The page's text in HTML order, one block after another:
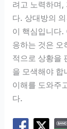
려고 노력하며,
다. 상대방의
이 핵심입니다.
응하는 것은 오
적으로 상황을
을 모색해야 합
이해를 도와주
다.